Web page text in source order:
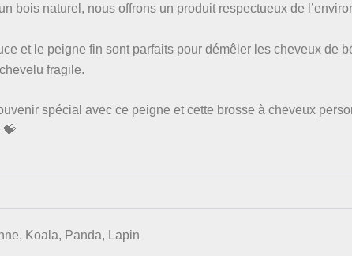
bois naturel, nous offrons un produit respectueux de
et le peigne fin sont parfaits pour démêler les cheveux de
fragile.
spécial avec ce peigne et cette brosse à cheveux
💝
Koala, Panda, Lapin